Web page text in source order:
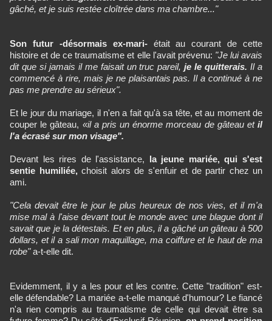
gâché, et je suis restée cloîtrée dans ma chambre..."
Son futur -désormais ex-mari- était au courant de cette
histoire et de ce traumatisme et elle l'avait prévenu: "Je lui avais
dit que si jamais il me faisait un truc pareil,je le quitterais.Il a
commencé à rire, mais je ne plaisantais pas. Il a continué à ne
pas me prendre au sérieux".
Et le jour du mariage, il n'en a fait qu'à sa tête, et au moment de
couper le gâteau, «il a pris un énorme morceau de gâteau et il
l'a écrasé sur mon visage".
Devant les rires de l'assistance, la jeune mariée, qui s'est
sentie humiliée,choisit alors de s'enfuir et de partir chez un
ami.
"Cela devait être le jour le plus heureux de nos vies, et il m'a
mise mal à l'aise devant tout le monde avec une blague dont il
savait que je la détestais. Et en plus, il a gâché un gâteau à 500
dollars, et il a sali mon maquillage, ma coiffure et le haut de ma
robe"a-t-elle dit.
Evidemment, il y a les pour et les contre. Cette "tradition" est-
elle défendable? La mariée a-t-elle manqué d'humour? Le fiancé
n'a rien compris au traumatisme de celle qui devait être sa